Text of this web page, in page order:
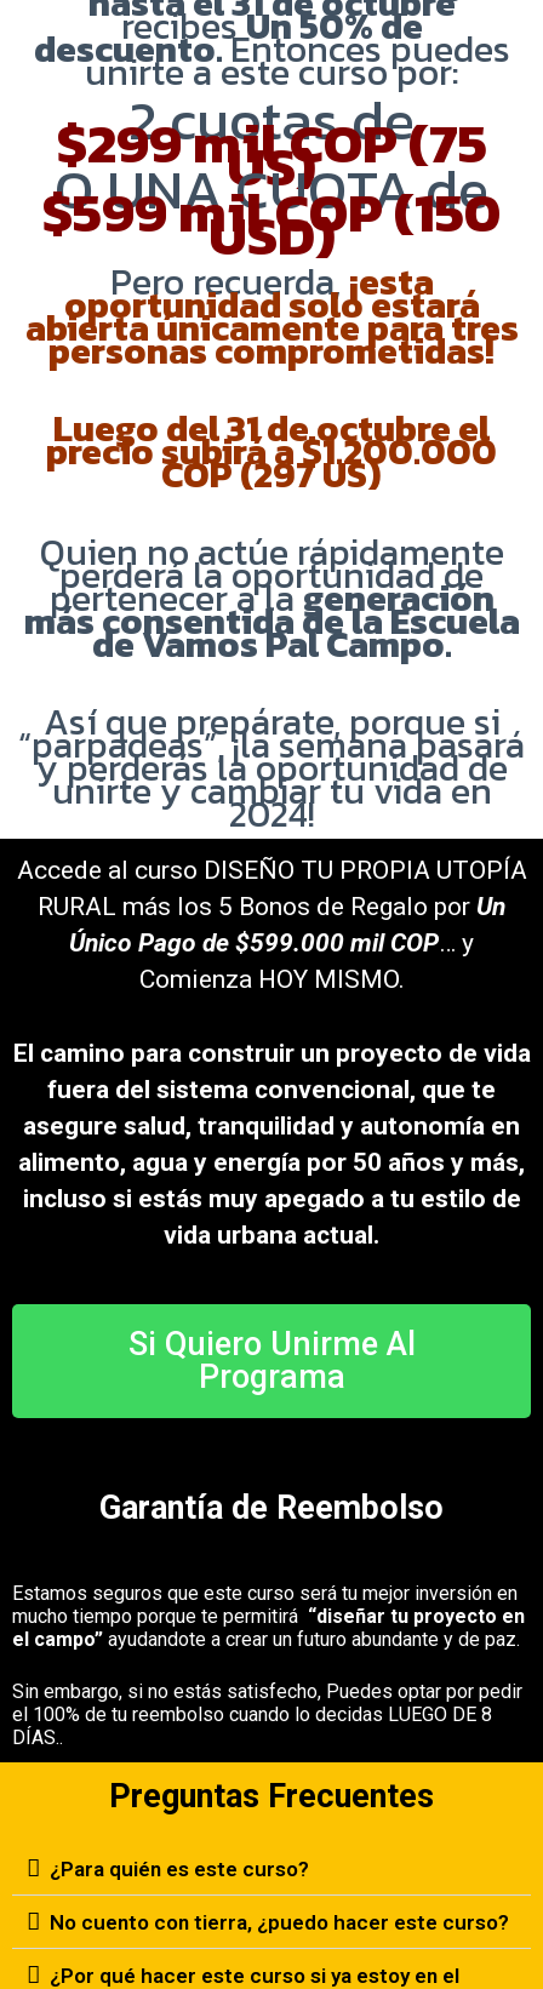
recibesUn 50% de
descuento.Entonces puedes
unirte a este curso por:
2 cuotas de
$299 mil COP (75
US)
O UNA CUOTA de
$599 mil COP (150
USD)
Pero recuerda, ¡esta
oportunidad solo estará
abierta únicamente para tres
personas comprometidas!
Luego del 31 de octubre el
precio subirá a $1.200.000
COP (297 US)
Quien no actúe rápidamente
perderá la oportunidad de
pertenecer a lageneración
más consentida de la Escuela
de Vamos Pal Campo.
Así que prepárate, porque si
“parpadeas”, ¡la semana pasará
y perderás la oportunidad de
unirte y cambiar tu vida en
2024!
Accede al curso DISEÑO TU PROPIA UTOPÍA
RURAL más los 5 Bonos de Regalo por Un
Único Pago de $599.000 mil COP… y
Comienza HOY MISMO.
El camino para construir un proyecto de vida
fuera del sistema convencional, que te
asegure salud, tranquilidad y autonomía en
alimento, agua y energía por 50 años y más,
incluso si estás muy apegado a tu estilo de
vida urbana actual.
Si Quiero Unirme Al
Programa
Garantía de Reembolso
Estamos seguros que este curso será tu mejor inversión en
mucho tiempo porque te permitirá “diseñar tu proyecto en
el campo” ayudandote a crear un futuro abundante y de paz.
Sin embargo, si no estás satisfecho, Puedes optar por pedir
el 100% de tu reembolso cuando lo decidas LUEGO DE 8
DÍAS..
Preguntas Frecuentes
¿Para quién es este curso?
No cuento con tierra, ¿puedo hacer este curso?
¿Por qué hacer este curso si ya estoy en el